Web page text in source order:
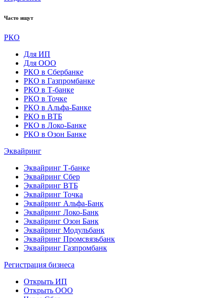
Часто ищут
РКО
Для ИП
Для ООО
РКО в Сбербанке
РКО в Газпромбанке
РКО в Т-банке
РКО в Точке
РКО в Альфа-Банке
РКО в ВТБ
РКО в Локо-Банке
РКО в Озон Банке
Эквайринг
Эквайринг Т-банке
Эквайринг Сбер
Эквайринг ВТБ
Эквайринг Точка
Эквайринг Альфа-Банк
Эквайринг Локо-Банк
Эквайринг Озон Банк
Эквайринг Модульбанк
Эквайринг Промсвязьбанк
Эквайринг Газпромбанк
Регистрация бизнеса
Открыть ИП
Открыть ООО